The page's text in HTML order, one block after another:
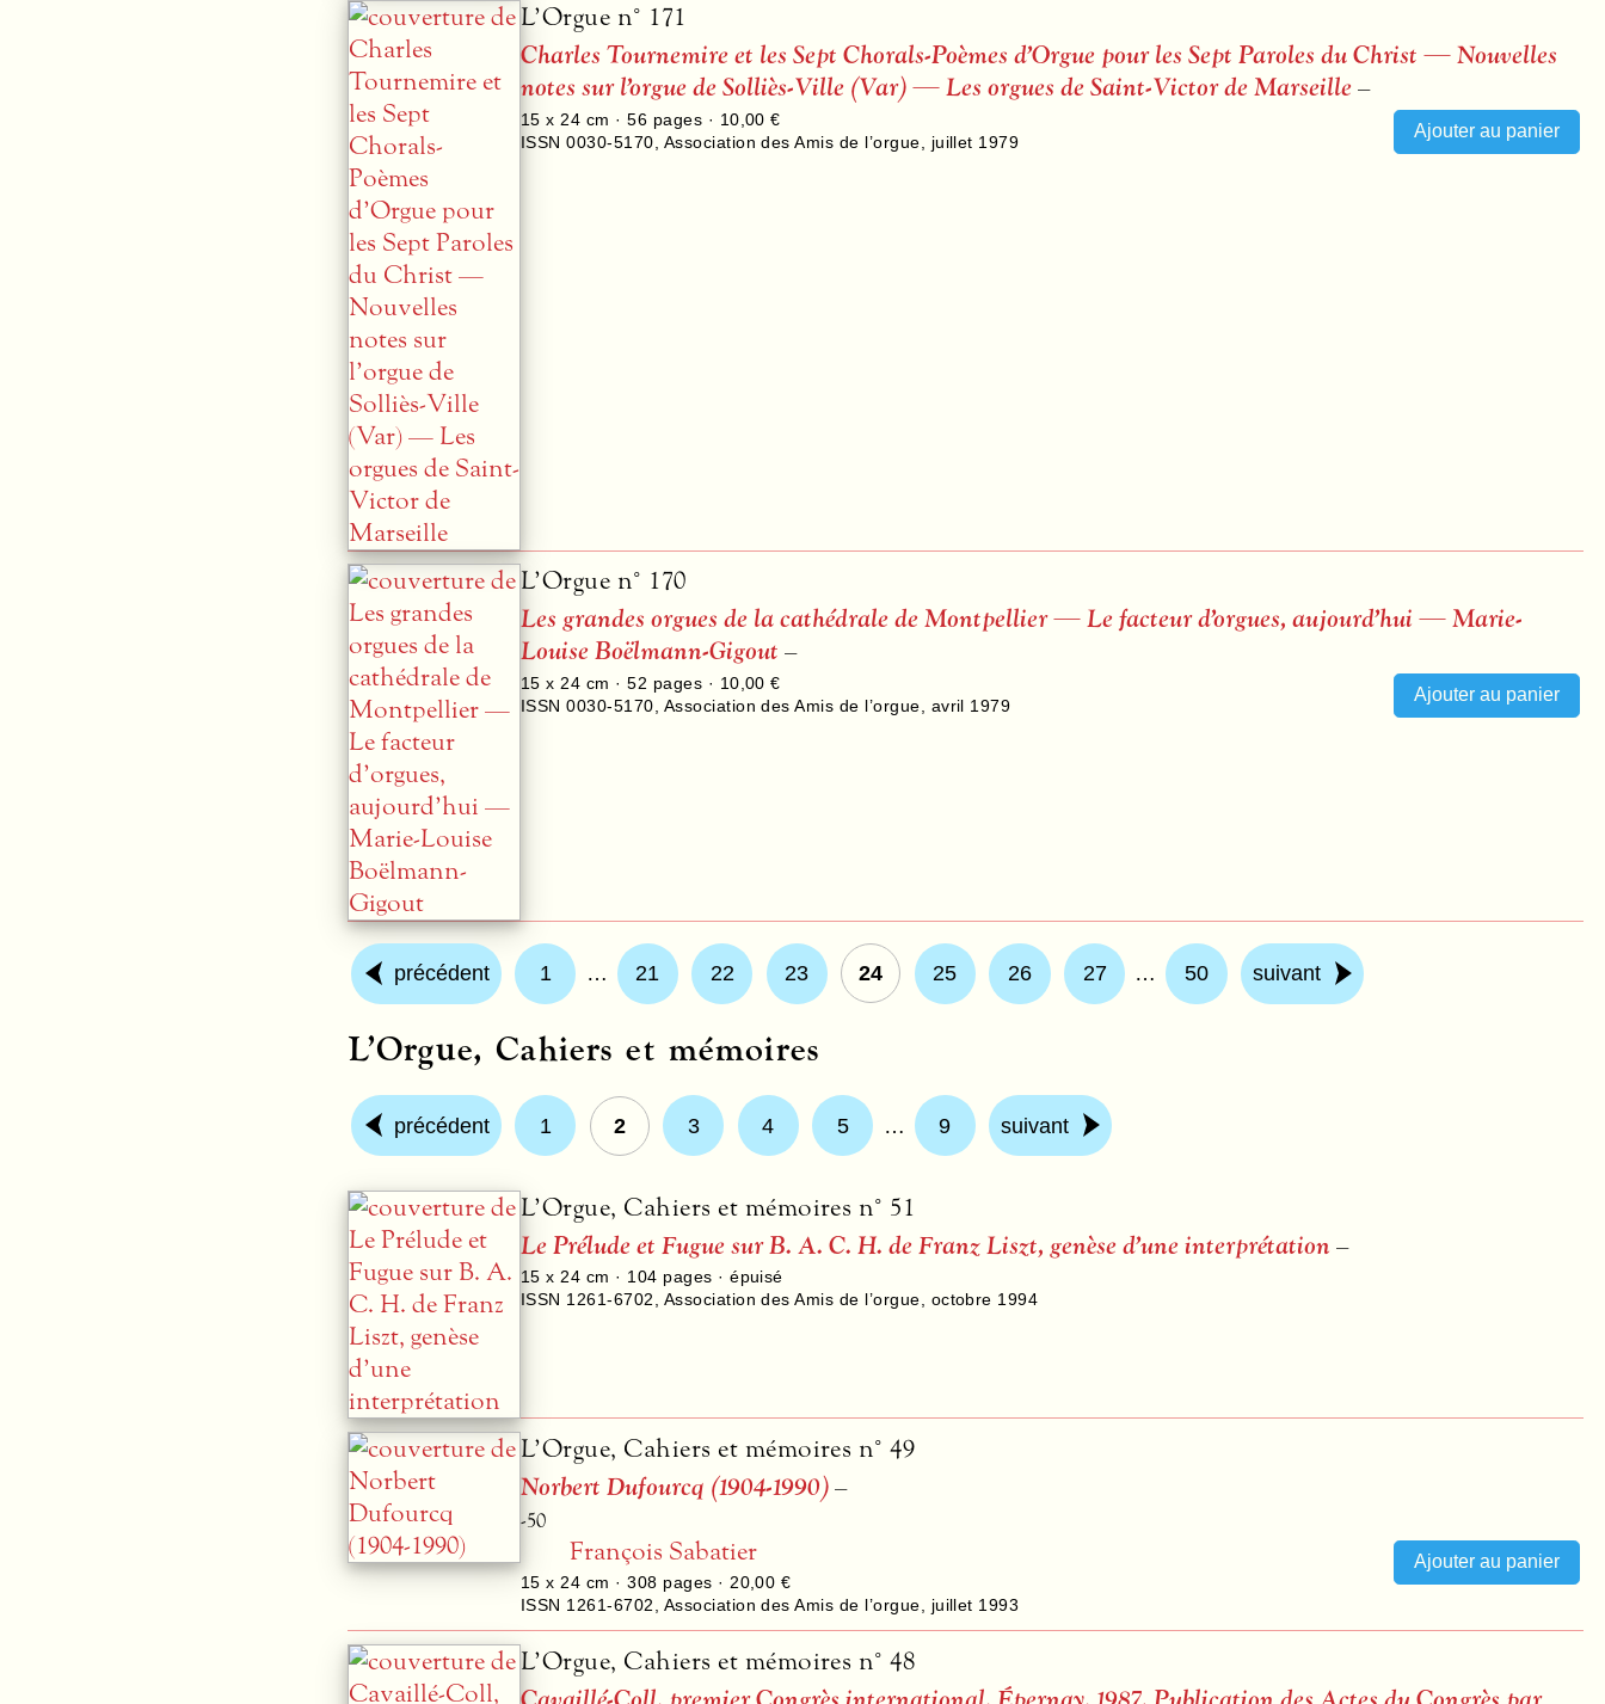
L’Orgue n° 171
Charles Tournemire et les Sept Chorals-Poèmes d’Orgue pour les Sept Paroles du Christ — Nouvelles
notes sur l’orgue de Solliès-Ville (Var) — Les orgues de Saint-Victor de Marseille –
15 x 24 cm ·56 pages · 10,00 €
ISSN 0030-5170 Association des Amis de l’orgue juillet 1979
L’Orgue n° 170
Les grandes orgues de la cathédrale de Montpellier — Le facteur d’orgues, aujourd’hui — Marie-
Louise Boëlmann-Gigout –
15 x 24 cm ·52 pages · 10,00 €
ISSN 0030-5170 Association des Amis de l’orgue avril 1979
précédent 1 … 21 22 23 24 25 26 27 … 50 suivant
L’Orgue, Cahiers et mémoires
précédent 1 2 3 4 5 … 9 suivant
L’Orgue, Cahiers et mémoires n° 51
Le Prélude et Fugue sur B. A. C. H. de Franz Liszt, genèse d’une interprétation –
15 x 24 cm · 104 pages · épuisé
ISSN 1261-6702, Association des Amis de l’orgue, octobre 1994
L’Orgue, Cahiers et mémoires n° 49
Norbert Dufourcq (1904-1990)–
-50
François Sabatier
15 x 24 cm ·308 pages ·20,00 €
ISSN 1261-6702, Association des Amis de l’orgue, juillet 1993
L’Orgue, Cahiers et mémoires n° 48